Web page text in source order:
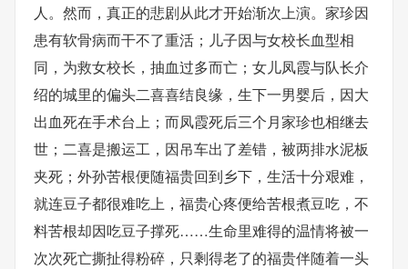
人。然而，真正的悲剧从此才开始渐次上演。家珍因
患有软骨病而干不了重活；儿子因与女校长血型相
同，为救女校长，抽血过多而亡；女儿凤霞与队长介
绍的城里的偏头二喜喜结良缘，生下一男婴后，因大
出血死在手术台上；而凤霞死后三个月家珍也相继去
世；二喜是搬运工，因吊车出了差错，被两排水泥板
夹死；外孙苦根便随福贵回到乡下，生活十分艰难，
就连豆子都很难吃上，福贵心疼便给苦根煮豆吃，不
料苦根却因吃豆子撑死……生命里难得的温情将被一
次次死亡撕扯得粉碎，只剩得老了的福贵伴随着一头